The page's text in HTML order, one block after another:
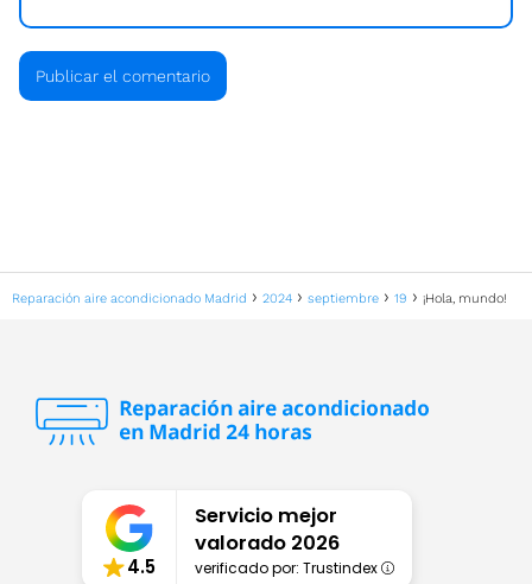
Reparación aire acondicionado Madrid 2024 septiembre 19 ¡Hola, mundo!
4.5
Servicio mejor
valorado 2026
verificado por: Trustindex